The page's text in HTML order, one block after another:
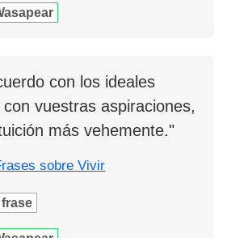
con los ideales
vuestras aspiraciones,
más vehemente."
sobre Vivir